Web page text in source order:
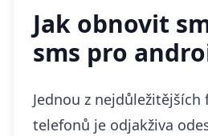
Jak obnovit
sms pro
Jednou z
telefonů je odjakživa